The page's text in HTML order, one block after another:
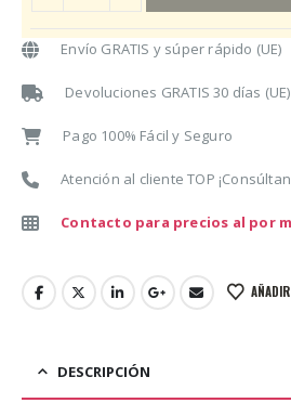
Envío GRATIS y súper rápido (UE)
Devoluciones GRATIS 30 días (UE)
Pago 100% Fácil y Seguro
Atención al cliente TOP
Contacto para precios al por
DESCRIPCIÓN